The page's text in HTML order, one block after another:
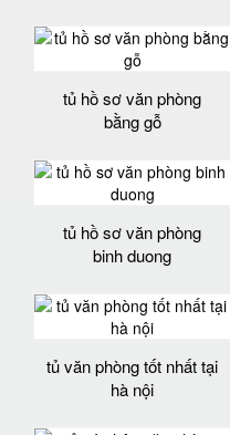
tủ hồ sơ văn phòng
bằng gỗ
tủ hồ sơ văn phòng
binh duong
tủ văn phòng tốt nhất tại
hà nội